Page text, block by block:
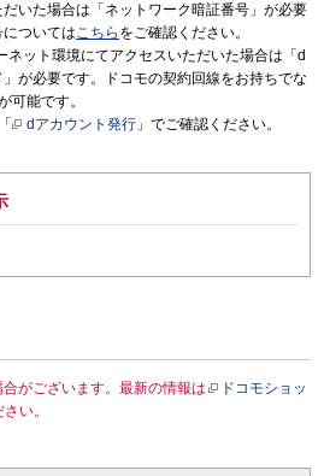
いた場合は「ネットワーク暗証番号」が必要
ついてはこちら をご確認ください。
ネット環境にてアクセスいただいた場合は「d
が必要です。ドコモの契約回線をお持ちでな
可能です。
dアカウント発行 」でご確認ください。
がございます。最新の情報は
ドコモショッ
い。